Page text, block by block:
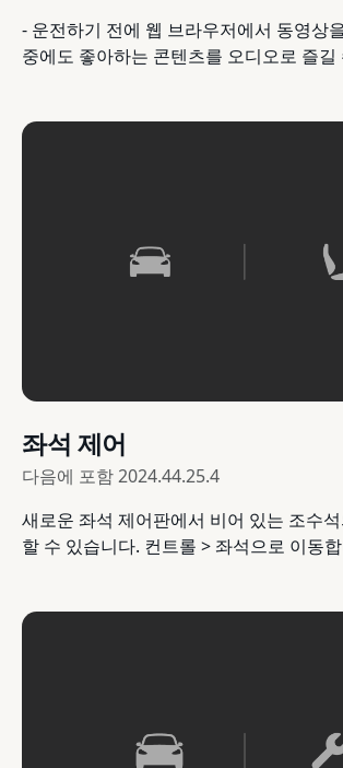
- 운전하기 전에 웹 브라우저에서 동영상
중에도 좋아하는 콘텐츠를 오디오로 즐길
좌석 제어
다음에 포함2024.44.25.4
새로운 좌석 제어판에서 비어 있는 조수
할 수 있습니다. 컨트롤 > 좌석으로 이동